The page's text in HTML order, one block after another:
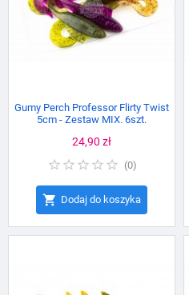
Gumy Perch Professor Flirty Twist
5cm - Zestaw MIX. 6szt.
Cena
24,90 zł
(0)
 Dodaj do koszyka